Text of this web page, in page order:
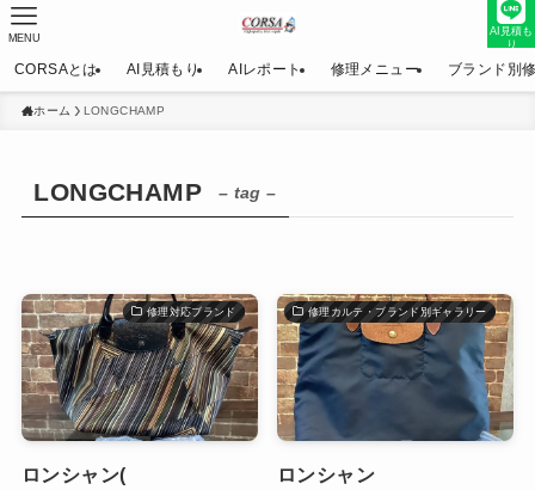
AI見積も
り
MENU
CORSAとは AI見積もり AIレポート 修理メニュー ブランド別
ホーム LONGCHAMP
LONGCHAMP – tag –
修理対応ブランド
ロンシャン(
修理カルテ・ブランド別ギャラリー
ロンシャン